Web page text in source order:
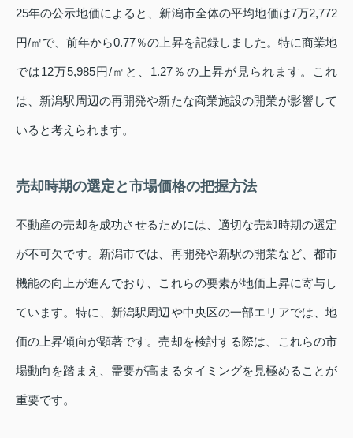
25年の公示地価によると、新潟市全体の平均地価は7万2,772
円/㎡で、前年から0.77％の上昇を記録しました。特に商業地
では12万5,985円/㎡と、1.27％の上昇が見られます。これ
は、新潟駅周辺の再開発や新たな商業施設の開業が影響して
いると考えられます。
売却時期の選定と市場価格の把握方法
不動産の売却を成功させるためには、適切な売却時期の選定
が不可欠です。新潟市では、再開発や新駅の開業など、都市
機能の向上が進んでおり、これらの要素が地価上昇に寄与し
ています。特に、新潟駅周辺や中央区の一部エリアでは、地
価の上昇傾向が顕著です。売却を検討する際は、これらの市
場動向を踏まえ、需要が高まるタイミングを見極めることが
重要です。